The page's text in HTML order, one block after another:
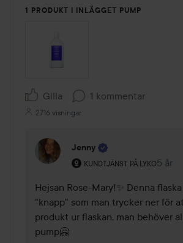
1 PRODUKT I INLÄGGET PUMP
Gilla 1 kommentar
2716 visningar
Jenny
KUNDTJÄNST PÅ LYKO
Användarens roll: 5 år
Hejsan Rose-Mary!✨ Denna
"knapp" som man trycker ner för
produkt ur flaskan, man behöver
pump🤗